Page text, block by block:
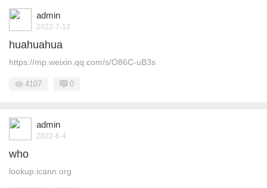
admin
2022-7-12
huahuahua
https://mp.weixin.qq.com/s/O86C-uB3s
4107 0
admin
2022-6-4
who
lookup.icann.org